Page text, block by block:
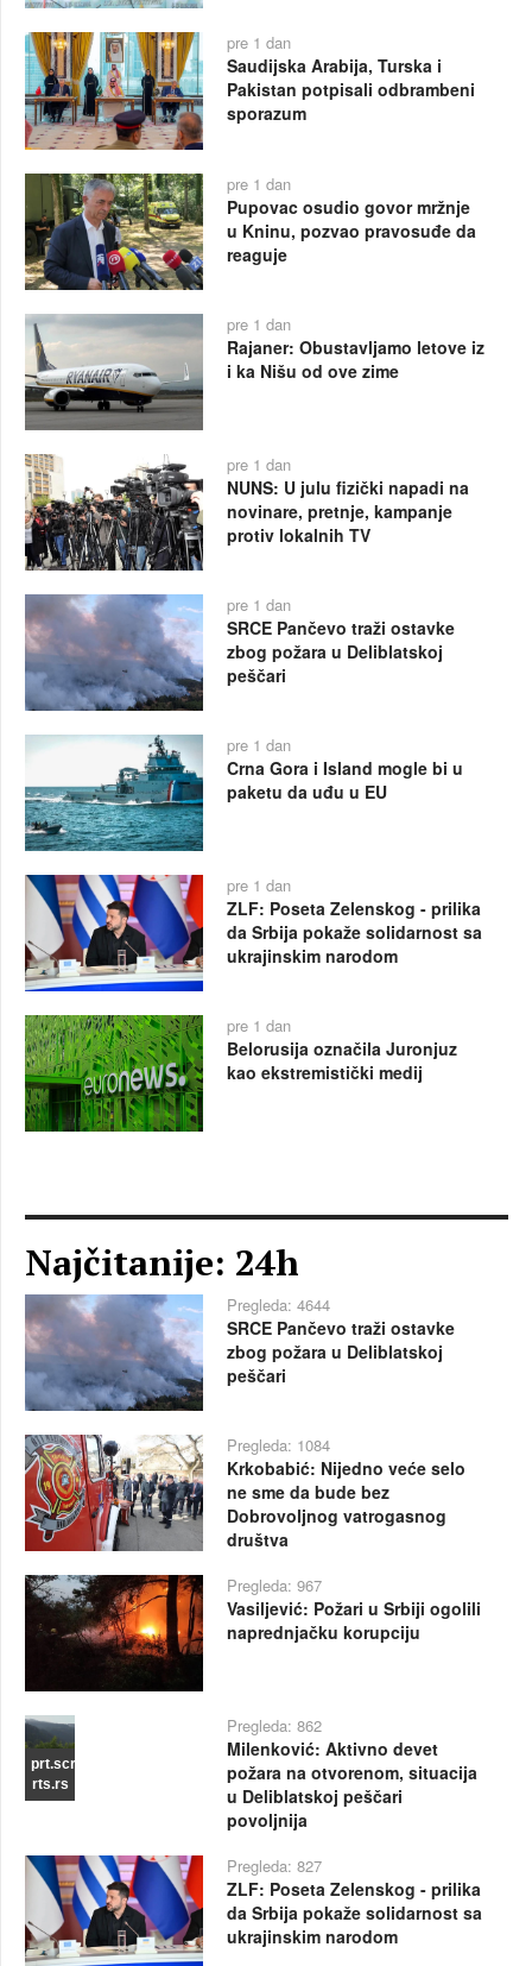
pre 1 dan
Saudijska Arabija, Turska i
Pakistan potpisali odbrambeni
sporazum
pre 1 dan
Pupovac osudio govor mržnje
u Kninu, pozvao pravosuđe da
reaguje
pre 1 dan
Rajaner: Obustavljamo letove iz
i ka Nišu od ove zime
pre 1 dan
NUNS: U julu fizički napadi na
novinare, pretnje, kampanje
protiv lokalnih TV
pre 1 dan
SRCE Pančevo traži ostavke
zbog požara u Deliblatskoj
peščari
pre 1 dan
Crna Gora i Island mogle bi u
paketu da uđu u EU
pre 1 dan
ZLF: Poseta Zelenskog - prilika
da Srbija pokaže solidarnost sa
ukrajinskim narodom
pre 1 dan
Belorusija označila Juronjuz
kao ekstremistički medij
Najčitanije: 24h
Pregleda: 4644
SRCE Pančevo traži ostavke
zbog požara u Deliblatskoj
peščari
Pregleda: 1084
Krkobabić: Nijedno veće selo
ne sme da bude bez
Dobrovoljnog vatrogasnog
društva
Pregleda: 967
Vasiljević: Požari u Srbiji ogolili
naprednjačku korupciju
prt.scr
rts.rs
Pregleda: 862
Milenković: Aktivno devet
požara na otvorenom, situacija
u Deliblatskoj peščari
povoljnija
Pregleda: 827
ZLF: Poseta Zelenskog - prilika
da Srbija pokaže solidarnost sa
ukrajinskim narodom